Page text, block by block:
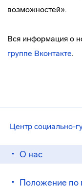
Центр социально-
О нас
Положение по
возможностей».
Вся информация о
группе Вконтакте.